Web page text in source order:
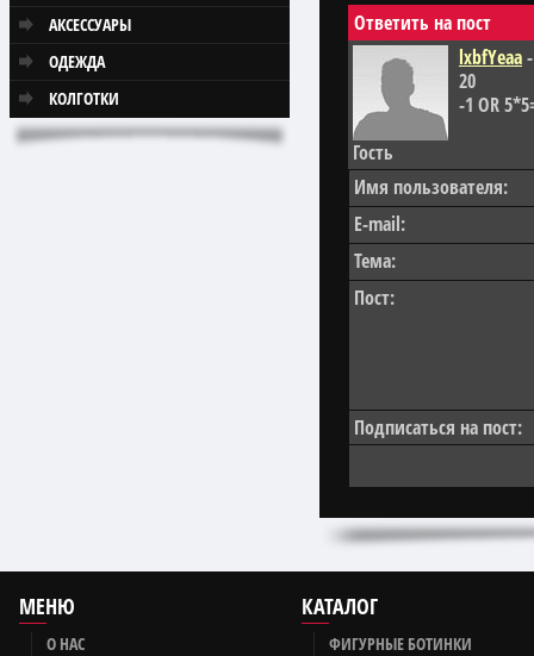
АКСЕССУАРЫ
ОДЕЖДА
КОЛГОТКИ
Ответить на пост
Гость
lxbfYeaa-
20
-1 OR
Имя пользователя:
E-mail:
Тема:
Пост:
Подписаться на пост:
МЕНЮ
О НАС
КАТАЛОГ
ФИГУРНЫЕ БОТИНКИ